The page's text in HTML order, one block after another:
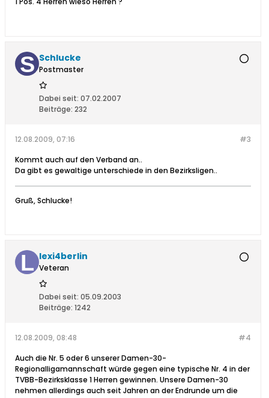
Schlucke
Postmaster
Dabei seit: 07.02.2007
Beiträge: 232
#3
12.08.2009, 07:16
Kommt auch auf den Verband an..
Da gibt es gewaltige unterschiede in den Bezirksligen..
Gruß, Schlucke!
lexi4berlin
Veteran
Dabei seit: 05.09.2003
Beiträge: 1242
#4
12.08.2009, 08:48
Auch die Nr. 5 oder 6 unserer Damen-30-
Regionalligamannschaft würde gegen eine typische Nr. 4 in der
TVBB-Bezirksklasse 1 Herren gewinnen. Unsere Damen-30
nehmen allerdings auch seit Jahren an der Endrunde um die